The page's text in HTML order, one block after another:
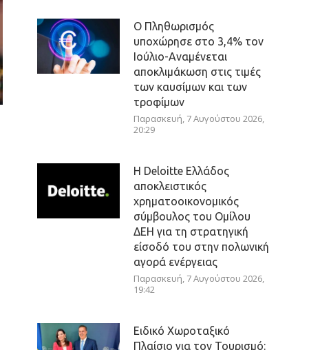
Ο Πληθωρισμός
υποχώρησε στο 3,4% τον
Ιούλιο-Αναμένεται
αποκλιμάκωση στις τιμές
των καυσίμων και των
τροφίμων
Παρασκευή, 7 Αυγούστου 2026,
20:29
Η Deloitte Ελλάδος
αποκλειστικός
χρηματοοικονομικός
σύμβουλος του Ομίλου
ΔΕΗ για τη στρατηγική
είσοδό του στην πολωνική
αγορά ενέργειας
Παρασκευή, 7 Αυγούστου 2026,
19:42
Ειδικό Χωροταξικό
Πλαίσιο για τον Τουρισμό: